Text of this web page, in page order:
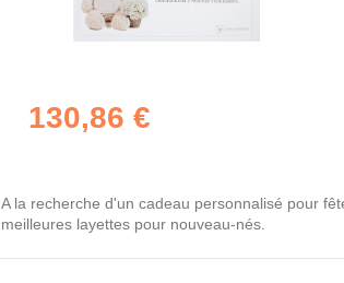
130,86 €
A la recherche d'un cadeau personnalisé pour
meilleures layettes pour nouveau-nés.